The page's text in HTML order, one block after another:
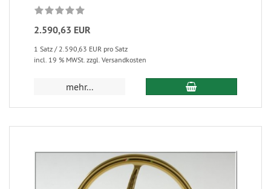
2.590,63 EUR
1 Satz / 2.590,63 EUR pro Satz
incl. 19 % MWSt. zzgl. Versandkosten
mehr...